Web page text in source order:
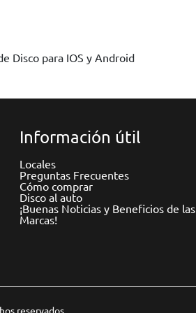
Disco para IOS y Android
Información útil
Locales
Preguntas Frecuentes
Cómo comprar
Disco al auto
¡Buenas Noticias y Beneficios de las
Marcas!
reservados